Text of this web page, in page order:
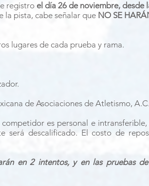
registro el día 26 de noviembre, desde
la pista, cabe señalar que NO SE
lugares de cada prueba y rama.
de Asociaciones de Atletismo, A.C.
es personal e
será descalificado. El costo de
en 2 intentos, y en las pruebas